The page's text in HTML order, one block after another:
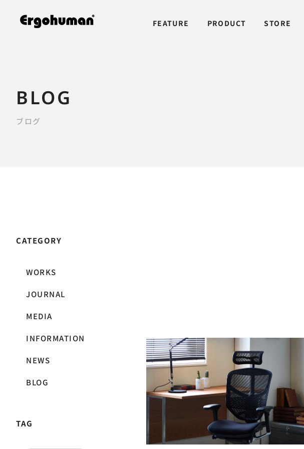
FEATURE PRODUCT STORE
BLOG
ブログ
CATEGORY
WORKS
JOURNAL
MEDIA
INFORMATION
NEWS
BLOG
TAG
BLOG
2023/05/25
初代｜ENJOY
スタイリッシュで流れるようなボディラインで腰